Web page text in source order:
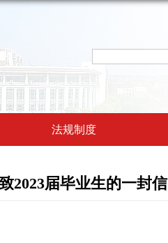
法规制度
2023届毕业生的一封信